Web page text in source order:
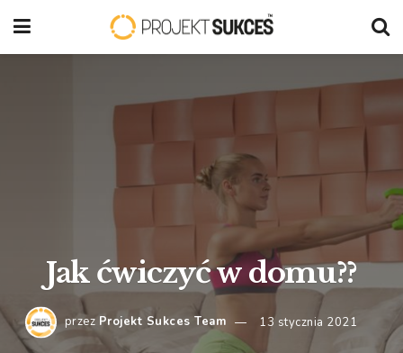
Jak ćwiczyć w domu??
przez Projekt Sukces Team 13 stycznia 2021